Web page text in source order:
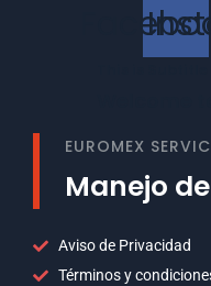
EUROMEX
Manejo
Aviso de Privacidad
Términos y